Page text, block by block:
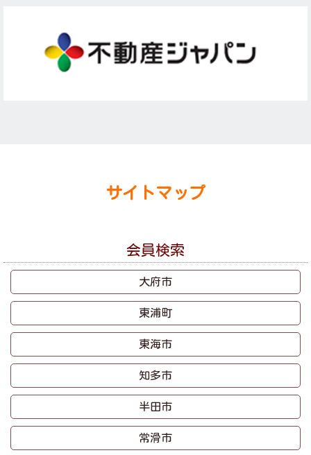
サイトマップ
会員検索
大府市
東浦町
東海市
知多市
半田市
常滑市